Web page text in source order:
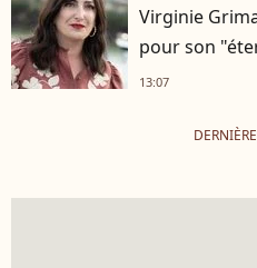
Virginie
pour son
13:07